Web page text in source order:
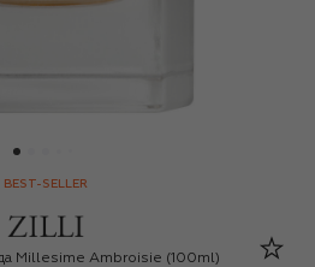
BEST-SELLER
Millesime Ambroisie (100ml)